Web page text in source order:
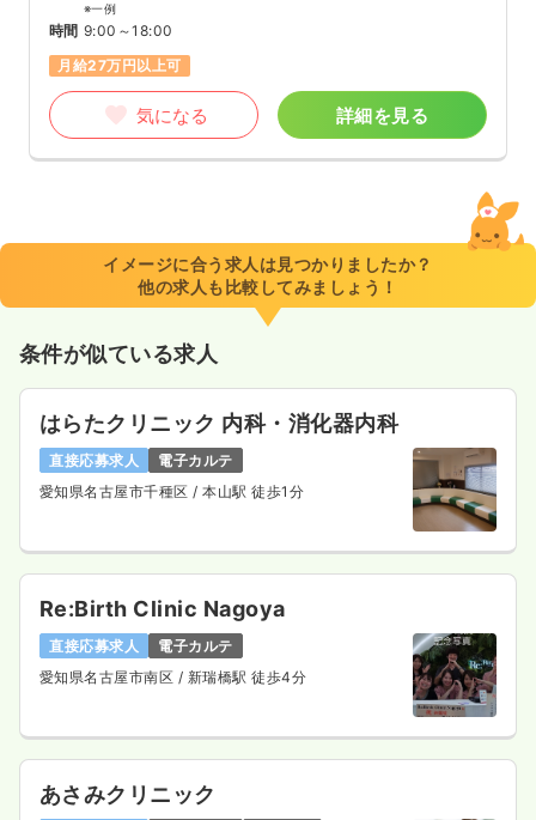
※一例
時間 9:00～18:00
月給27万円以上可
気になる 詳細を見る
イメージに合う求人は見つかりましたか？
他の求人も比較してみましょう！
条件が似ている求人
はらたクリニック 内科・消化器内科
直接応募求人
電子カルテ
愛知県名古屋市千種区 / 本山駅 徒歩1分
Re:Birth Clinic Nagoya
直接応募求人
電子カルテ
愛知県名古屋市南区 / 新瑞橋駅 徒歩4分
あさみクリニック